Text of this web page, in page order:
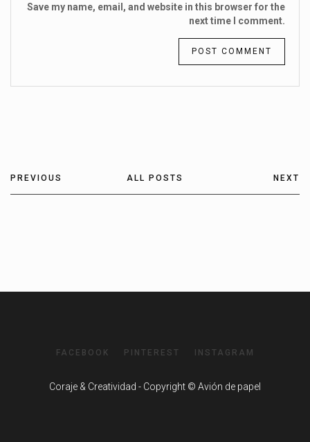
Save my name, email, and website in this browser for the
next time I comment.
PREVIOUS ALL POSTS NEXT
FACEBOOK PINTEREST INSTAGRAM
Coraje & Creatividad - Copyright © Avión de papel